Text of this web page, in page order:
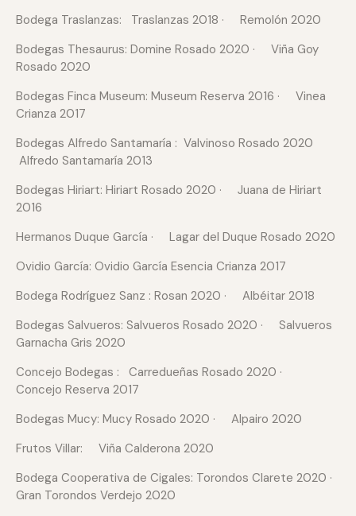
Bodega Traslanzas: Traslanzas 2018 · Remolón 2020
Bodegas Thesaurus: Domine Rosado 2020 · Viña Goy
Rosado 2020
Bodegas Finca Museum: Museum Reserva 2016 · Vinea
Crianza 2017
Bodegas Alfredo Santamaría : Valvinoso Rosado 2020
Alfredo Santamaría 2013
Bodegas Hiriart: Hiriart Rosado 2020 · Juana de Hiriart
2016
Hermanos Duque García · Lagar del Duque Rosado 2020
Ovidio García: Ovidio García Esencia Crianza 2017
Bodega Rodríguez Sanz : Rosan 2020 · Albéitar 2018
Bodegas Salvueros: Salvueros Rosado 2020 · Salvueros
Garnacha Gris 2020
Concejo Bodegas : Carredueñas Rosado 2020 ·
Concejo Reserva 2017
Bodegas Mucy: Mucy Rosado 2020 · Alpairo 2020
Frutos Villar: Viña Calderona 2020
Bodega Cooperativa de Cigales: Torondos Clarete 2020 ·
Gran Torondos Verdejo 2020